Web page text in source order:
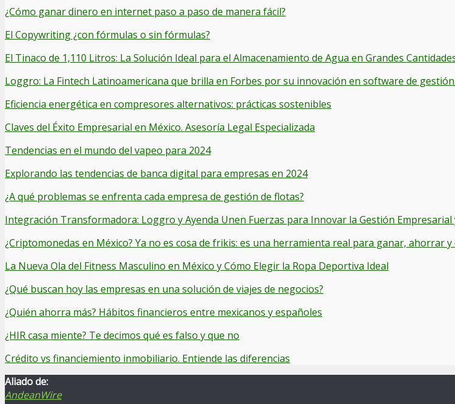
¿Cómo ganar dinero en internet paso a paso de manera fácil?
El Copywriting ¿con fórmulas o sin fórmulas?
El Tinaco de 1,110 Litros: La Solución Ideal para el Almacenamiento de Agua en Grandes
Loggro: La Fintech Latinoamericana que brilla en Forbes por su innovación en software de
Eficiencia energética en compresores alternativos: prácticas sostenibles
Claves del Éxito Empresarial en México. Asesoría Legal Especializada
Tendencias en el mundo del vapeo para 2024
Explorando las tendencias de banca digital para empresas en 2024
¿A qué problemas se enfrenta cada empresa de gestión de flotas?
Integración Transformadora: Loggro y Ayenda Unen Fuerzas para Innovar la Gestión
¿Criptomonedas en México? Ya no es cosa de frikis: es una herramienta real para ganar, ahorrar
La Nueva Ola del Fitness Masculino en México y Cómo Elegir la Ropa Deportiva Ideal
¿Qué buscan hoy las empresas en una solución de viajes de negocios?
¿Quién ahorra más? Hábitos financieros entre mexicanos y españoles
¿HIR casa miente? Te decimos qué es falso y que no
Crédito vs financiemiento inmobiliario. Entiende las diferencias
Aliado de:
AndeanWire